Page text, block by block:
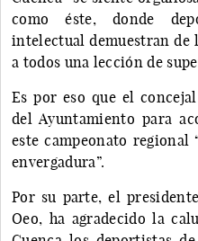
como éste, donde
intelectual demuestran de
a todos una lección de
Es por eso que el
del Ayuntamiento para
este campeonato regional
envergadura”.
Por su parte, el
Oeo, ha agradecido la